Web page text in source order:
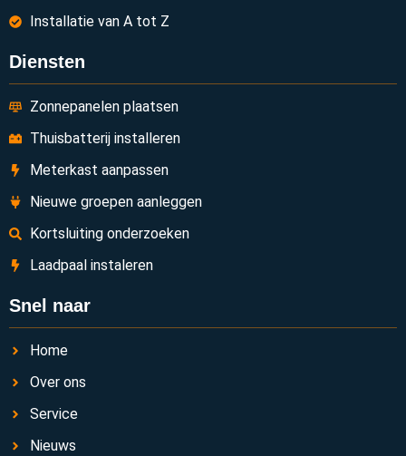
Installatie van A tot Z
Diensten
Zonnepanelen plaatsen
Thuisbatterij installeren
Meterkast aanpassen
Nieuwe groepen aanleggen
Kortsluiting onderzoeken
Laadpaal instaleren
Snel naar
Home
Over ons
Service
Nieuws